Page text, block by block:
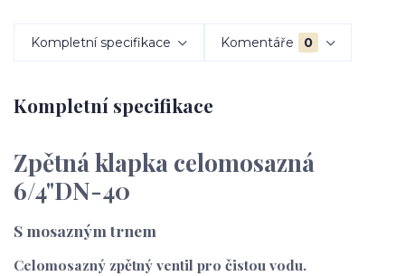
Kompletní specifikace Komentáře 0
Kompletní specifikace
Zpětná klapka celomosazná
6/4"DN-40
S mosazným trnem
Celomosazný zpětný ventil pro čistou vodu.